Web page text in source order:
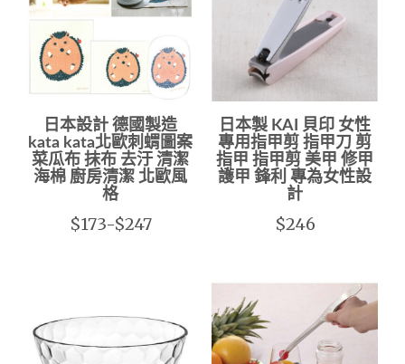
日本設計 德國製造
kata kata北歐刺蝟圖案
菜瓜布 抹布 去汙 清潔
海棉 廚房清潔 北歐風
格
$173-$247
日本製 KAI 貝印 女性
專用指甲剪 指甲刀 剪
指甲 指甲剪 美甲 修甲
護甲 鋒利 專為女性設
計
$246